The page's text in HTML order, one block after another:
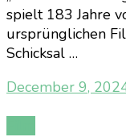
spielt 183 Jahre
ursprünglichen
Schicksal …
December 9,